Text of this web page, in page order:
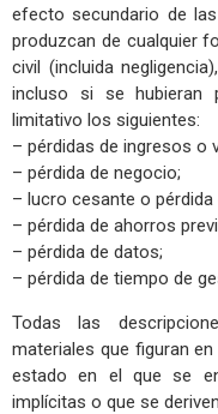
efecto secundario de
produzcan de cualquier
civil (incluida
incluso si se hubieran
limitativo los siguientes:
– pérdidas de ingresos o
– pérdida de negocio;
– lucro cesante o
– pérdida de ahorros
– pérdida de datos;
– pérdida de tiempo de
Todas las
materiales que figuran
estado en el que se
implícitas o que se